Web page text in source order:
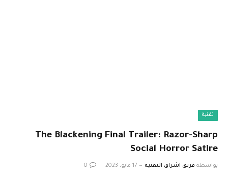
تقنية
The Blackening Final Trailer: Razor-Sharp
Social Horror Satire
بواسطة فريق اشراق التقنية 17 مايو، 2023 0